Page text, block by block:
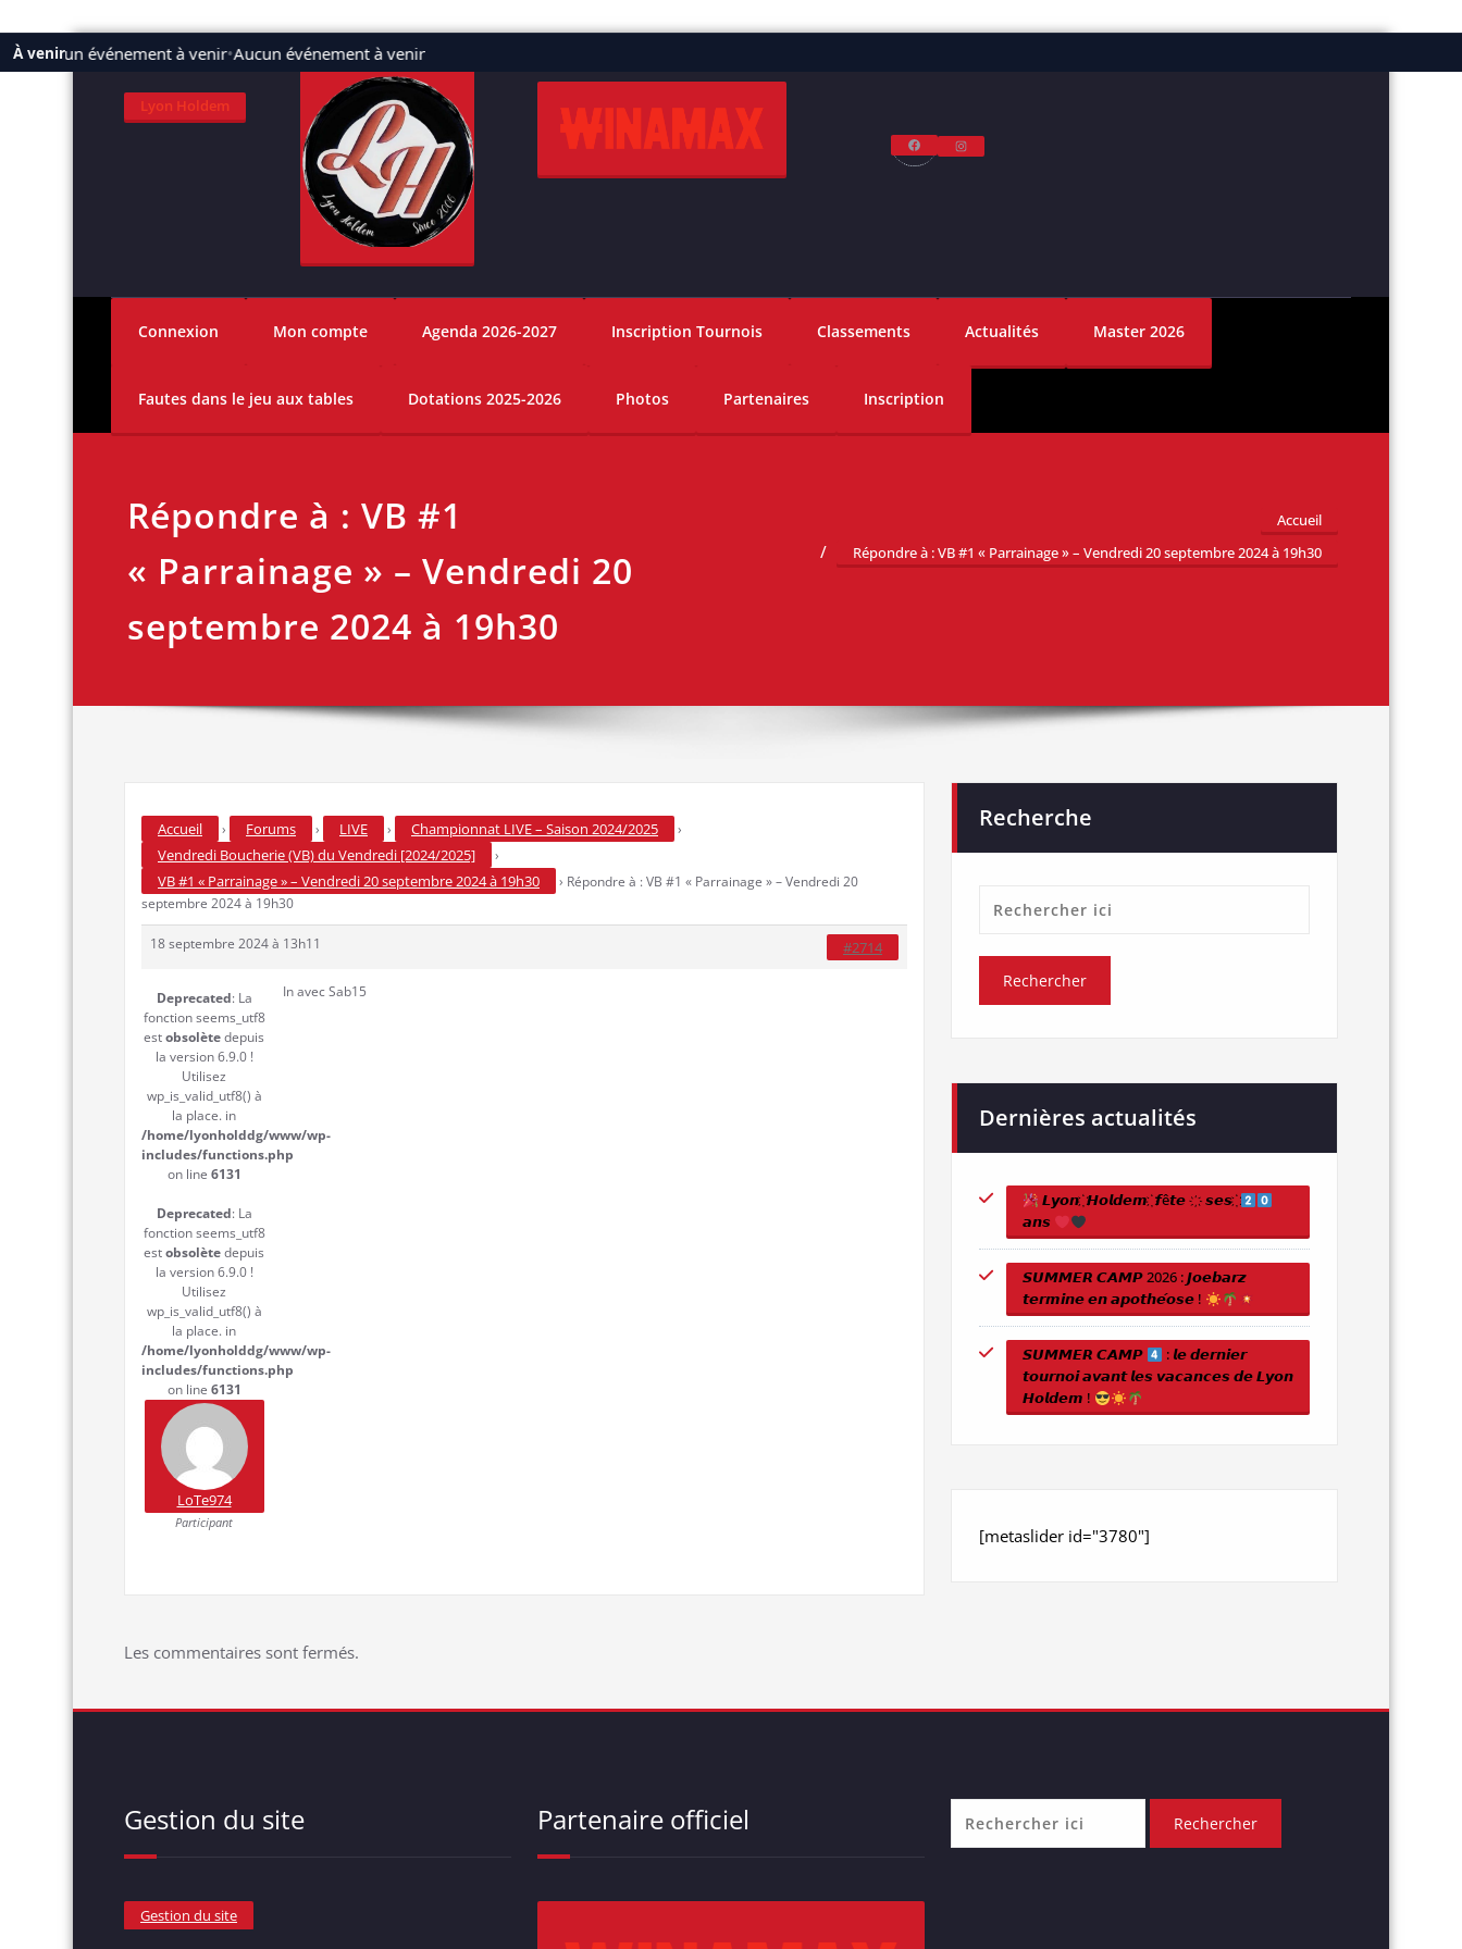
À venir
Aucun événement à venir•Aucun événement à venir
Aller
contenu
Lyon Holdem
FacebookInstagram
Connexion Mon compte Agenda 2026-2027 Inscription Tournois Classements Actualités Master 2026
Fautes dans le jeu aux tables Dotations 2025-2026 Photos Partenaires Inscription
Répondre à : VB #1
« Parrainage » – Vendredi 20
septembre 2024 à 19h30
Accueil
Répondre à : VB #1 « Parrainage » – Vendredi 20 septembre 2024 à 19h30
Accueil › Forums › LIVE › Championnat LIVE – Saison 2024/2025 ›
Vendredi Boucherie (VB) du Vendredi [2024/2025] ›
VB #1 « Parrainage » – Vendredi 20 septembre 2024 à 19h30 › Répondre à : VB #1 « Parrainage » – Vendredi 20
septembre 2024 à 19h30
18 septembre 2024 à 13h11 #2714
Deprecated: La
fonction seems_utf8
estobsolètedepuis
la version 6.9.0 !
Utilisez
wp_is_valid_utf8() à
la place. in
/home/lyonholddg/www/wp-
includes/functions.php
on line 6131
Deprecated: La
fonction seems_utf8
estobsolètedepuis
la version 6.9.0 !
Utilisez
wp_is_valid_utf8() à
la place. in
/home/lyonholddg/www/wp-
includes/functions.php
on line 6131
LoTe974
Participant
In avec Sab15
Les commentaires sont fermés.
Recherche
Dernières actualités
𝙇𝙮𝙤𝙣 ҉ 𝙃𝙤𝙡𝙙𝙚𝙢 ҉ 𝙛ê𝙩𝙚 ҉ 𝙨𝙚𝙨 ҉
𝙖𝙣𝙨
𝙎𝙐𝙈𝙈𝙀𝙍 𝘾𝘼𝙈𝙋 2026 : 𝙅𝙤𝙚𝙗𝙖𝙧𝙯
𝙩𝙚𝙧𝙢𝙞𝙣𝙚 𝙚𝙣 𝙖𝙥𝙤𝙩𝙝𝙚́𝙤𝙨𝙚 !
𝙎𝙐𝙈𝙈𝙀𝙍 𝘾𝘼𝙈𝙋
: 𝙡𝙚 𝙙𝙚𝙧𝙣𝙞𝙚𝙧
𝙩𝙤𝙪𝙧𝙣𝙤𝙞 𝙖𝙫𝙖𝙣𝙩 𝙡𝙚𝙨 𝙫𝙖𝙘𝙖𝙣𝙘𝙚𝙨 𝙙𝙚 𝙇𝙮𝙤𝙣
𝙃𝙤𝙡𝙙𝙚𝙢 !
[metaslider id="3780"]
Gestion du site
Gestion du site
Partenaire officiel